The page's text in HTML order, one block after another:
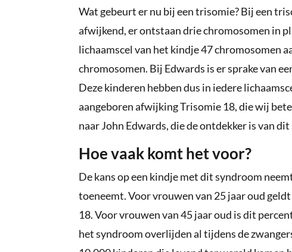
Wat gebeurt er nu bij een trisomie? Bij een
afwijkend, er ontstaan drie chromosomen in
lichaamscel van het kindje 47 chromosomen
chromosomen. Bij Edwards is er sprake van
Deze kinderen hebben dus in iedere
aangeboren afwijking Trisomie 18, die wij
naar John Edwards, die de ontdekker is van
Hoe vaak komt het voor?
De kans op een kindje met dit syndroom
toeneemt. Voor vrouwen van 25 jaar oud
18. Voor vrouwen van 45 jaar oud is dit
het syndroom overlijden al tijdens de